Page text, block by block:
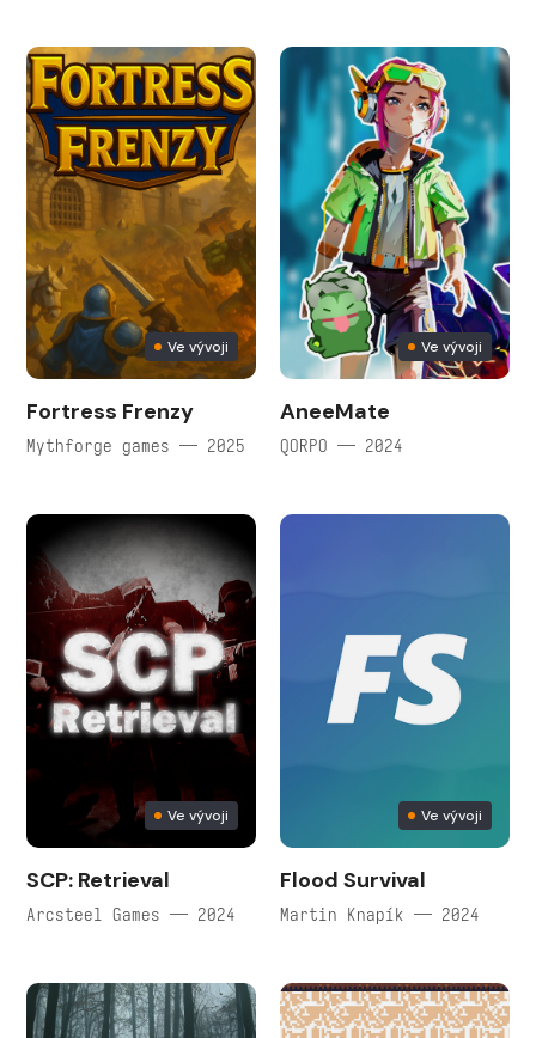
Ve vývoji
Fortress Frenzy
Mythforge games — 2025
Ve vývoji
AneeMate
QORPO — 2024
Ve vývoji
SCP: Retrieval
Arcsteel Games — 2024
Ve vývoji
Flood Survival
Martin Knapík — 2024